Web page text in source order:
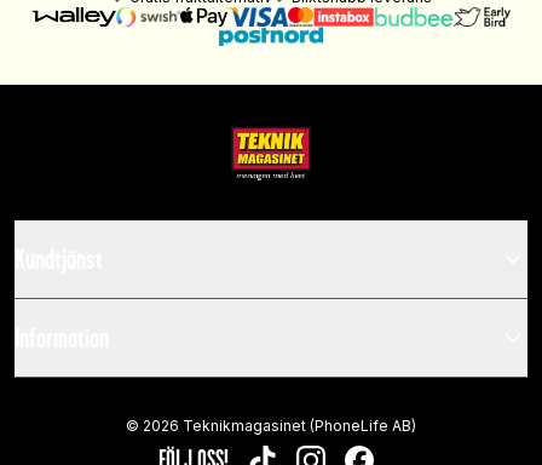
© 2026 Teknikmagasinet (PhoneLife AB)